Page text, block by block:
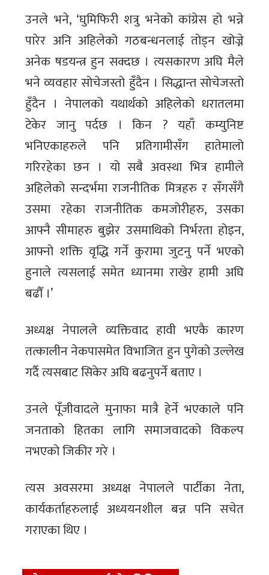
उनले भने, ‘घुमिफिरी शत्रु भनेको कांग्रेस हो भन्ने
पारेर अनि अहिलेको गठबन्धनलाई तोड्न खोज्ने
अनेक षडयन्त्र हुन सक्दछ । त्यसकारण अघि मैले
भने व्यवहार सोचेजस्तो हुँदैन । सिद्धान्त सोचेजस्तो
हुँदैन । नेपालको यथार्थको अहिलेको धरातलमा
टेकेर जानु पर्दछ । किन ? यहाँ कम्युनिष्ट
भनिएकाहरुले पनि प्रतिगामीसँग हातेमालो
गरिरहेका छन । यो सबै अवस्था भित्र हामीले
अहिलेको सन्दर्भमा राजनीतिक मित्रहरु र सँगसँगै
उसमा रहेका राजनीतिक कमजोरीहरु, उसका
आफ्नै सीमाहरु बुझेर उसमाथिको निर्भरता होइन,
आफ्नो शक्ति वृद्धि गर्ने कुरामा जुटनु पर्ने भएको
हुनाले त्यसलाई समेत ध्यानमा राखेर हामी अघि
बढौँ ।’
अध्यक्ष नेपालले व्यक्तिवाद हावी भएकै कारण
तत्कालीन नेकपासमेत विभाजित हुन पुगेको उल्लेख
गर्दै त्यसबाट सिकेर अघि बढनुपर्ने बताए ।
उनले पूँजीवादले मुनाफा मात्रै हेर्ने भएकाले पनि
जनताको हितका लागि समाजवादको विकल्प
नभएको जिकीर गरे ।
त्यस अवसरमा अध्यक्ष नेपालले पार्टीका नेता,
कार्यकर्ताहरुलाई अध्ययनशील बन्न पनि सचेत
गराएका थिए ।